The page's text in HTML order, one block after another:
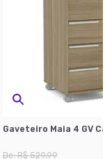
Gaveteiro Maia 4 GV
De:R$ 529,99